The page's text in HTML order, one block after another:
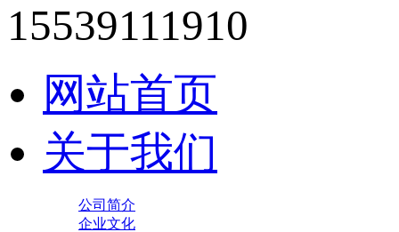
15539111910
网站首页
关于我们
公司简介
企业文化